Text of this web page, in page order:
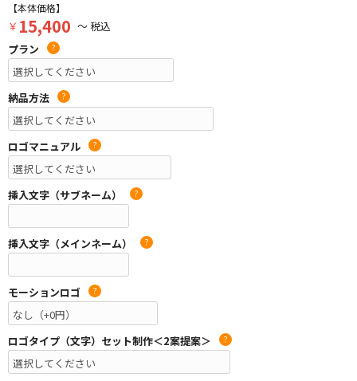
【本体価格】
￥ 15,400 ～ 税込
プラン
?
納品方法 ?
ロゴマニュアル ?
挿入文字（サブネーム） ?
挿入文字（メインネーム） ?
モーションロゴ ?
ロゴタイプ（文字）セット制作＜2案提案＞ ?